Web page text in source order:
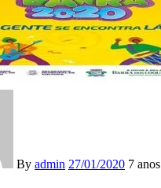
By admin 27/01/2020 7 anos